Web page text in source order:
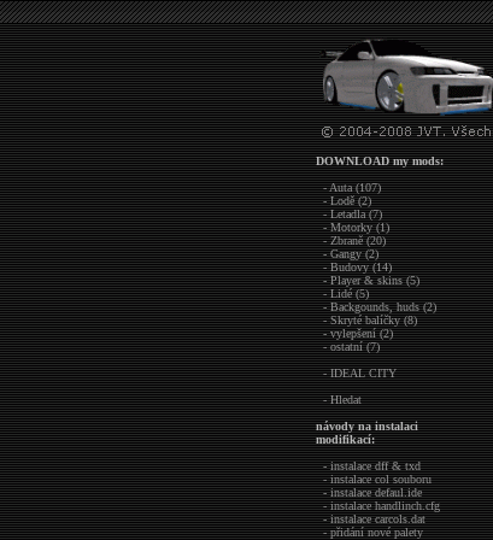
DOWNLOAD my mods:
- Auta (107)
- Lodě (2)
- Letadla (7)
- Motorky (1)
- Zbraně (20)
- Gangy (2)
- Budovy (14)
- Player & skins (5)
- Lidé (5)
- Backgounds, huds (2)
- Skryté balíčky (8)
- vylepšení (2)
- ostatní (7)
- IDEAL CITY
- Hledat
návody na instalaci
modifikací:
- instalace dff & txd
- instalace col souboru
- instalace defaul.ide
- instalace handlinch.cfg
- instalace carcols.dat
- přidání nové palety